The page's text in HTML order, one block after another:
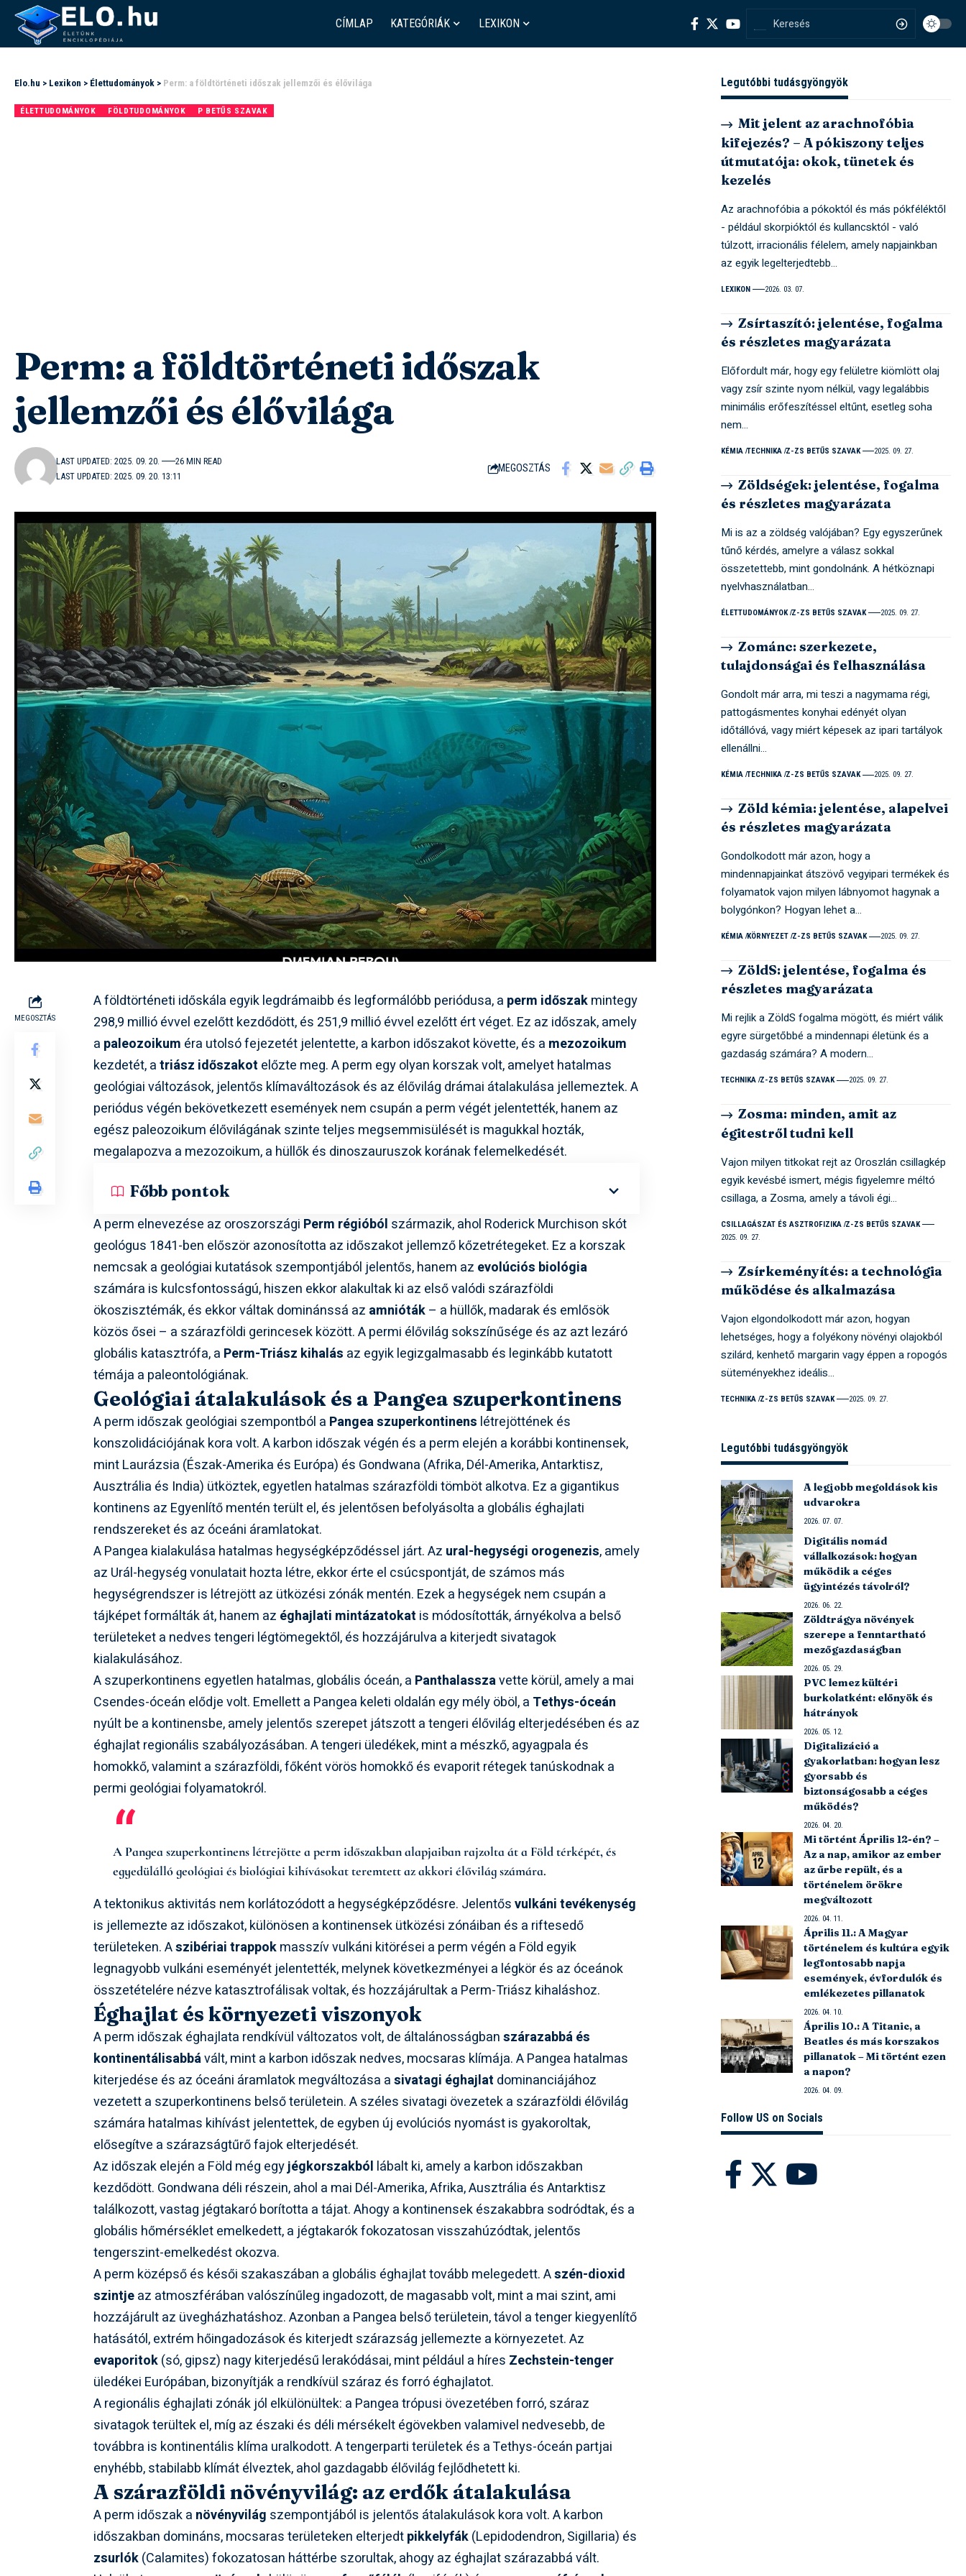
CÍMLAP KATEGÓRIÁK LEXIKON
Elo.hu > Lexikon > Élettudományok > Perm: a földtörténeti időszak jellemzői és élővilága
ÉLETTUDOMÁNYOK FÖLDTUDOMÁNYOK P BETŰS SZAVAK
Perm: a földtörténeti időszak
jellemzői és élővilága
LAST UPDATED: 2025. 09. 20. 13:11
LAST UPDATED: 2025. 09. 20. 26 MIN READ
MEGOSZTÁS
MEGOSZTÁS
A földtörténeti időskála egyik legdrámaibb és legformálóbb periódusa, a perm időszakmintegy
298,9 millió évvel ezelőtt kezdődött, és 251,9 millió évvel ezelőtt ért véget. Ez az időszak, amely
a paleozoikum éra utolsó fejezetét jelentette, a karbon időszakot követte, és a mezozoikum
kezdetét, atriász időszakot előzte meg. A perm egy olyan korszak volt, amelyet hatalmas
geológiai változások, jelentős klímaváltozások és az élővilág drámai átalakulása jellemeztek. A
periódus végén bekövetkezett események nem csupán a perm végét jelentették, hanem az
egész paleozoikum élővilágának szinte teljes megsemmisülését is magukkal hozták,
megalapozva a mezozoikum, a hüllők és dinoszauruszok korának felemelkedését.
Főbb pontok
A perm elnevezése az oroszországi Perm régióból származik, ahol Roderick Murchison skót
geológus 1841-ben először azonosította az időszakot jellemző kőzetrétegeket. Ez a korszak
nemcsak a geológiai kutatások szempontjából jelentős, hanem az evolúciós biológia
számára is kulcsfontosságú, hiszen ekkor alakultak ki az első valódi szárazföldi
ökoszisztémák, és ekkor váltak dominánssá az amnióták– a hüllők, madarak és emlősök
közös ősei – a szárazföldi gerincesek között. A permi élővilág sokszínűsége és az azt lezáró
globális katasztrófa, a Perm-Triász kihalás az egyik legizgalmasabb és leginkább kutatott
témája a paleontológiának.
Geológiai átalakulások és a Pangea szuperkontinens
A perm időszak geológiai szempontból a Pangea szuperkontinens létrejöttének és
konszolidációjának kora volt. A karbon időszak végén és a perm elején a korábbi kontinensek,
mint Laurázsia (Észak-Amerika és Európa) és Gondwana (Afrika, Dél-Amerika, Antarktisz,
Ausztrália és India) ütköztek, egyetlen hatalmas szárazföldi tömböt alkotva. Ez a gigantikus
kontinens az Egyenlítő mentén terült el, és jelentősen befolyásolta a globális éghajlati
rendszereket és az óceáni áramlatokat.
A Pangea kialakulása hatalmas hegységképződéssel járt. Az ural-hegységi orogenezis, amely
az Urál-hegység vonulatait hozta létre, ekkor érte el csúcspontját, de számos más
hegységrendszer is létrejött az ütközési zónák mentén. Ezek a hegységek nem csupán a
tájképet formálták át, hanem az éghajlati mintázatokat is módosították, árnyékolva a belső
területeket a nedves tengeri légtömegektől, és hozzájárulva a kiterjedt sivatagok
kialakulásához.
A szuperkontinens egyetlen hatalmas, globális óceán, a Panthalasszavette körül, amely a mai
Csendes-óceán elődje volt. Emellett a Pangea keleti oldalán egy mély öböl, a Tethys-óceán
nyúlt be a kontinensbe, amely jelentős szerepet játszott a tengeri élővilág elterjedésében és az
éghajlat regionális szabályozásában. A tengeri üledékek, mint a mészkő, agyagpala és
homokkő, valamint a szárazföldi, főként vörös homokkő és evaporit rétegek tanúskodnak a
permi geológiai folyamatokról.
A Pangea szuperkontinens létrejötte a perm időszakban alapjaiban rajzolta át a Föld térképét, és
egyedülálló geológiai és biológiai kihívásokat teremtett az akkori élővilág számára.
A tektonikus aktivitás nem korlátozódott a hegységképződésre. Jelentősvulkáni tevékenység
is jellemezte az időszakot, különösen a kontinensek ütközési zónáiban és a riftesedő
területeken. Aszibériai trappokmasszív vulkáni kitörései a perm végén a Föld egyik
legnagyobb vulkáni eseményét jelentették, melynek következményei a légkör és az óceánok
összetételére nézve katasztrofálisak voltak, és hozzájárultak a Perm-Triász kihaláshoz.
Éghajlat és környezeti viszonyok
A perm időszak éghajlata rendkívül változatos volt, de általánosságbanszárazabbá és
kontinentálisabbávált, mint a karbon időszak nedves, mocsaras klímája. A Pangea hatalmas
kiterjedése és az óceáni áramlatok megváltozása asivatagi éghajlat dominanciájához
vezetett a szuperkontinens belső területein. A széles sivatagi övezetek a szárazföldi élővilág
számára hatalmas kihívást jelentettek, de egyben új evolúciós nyomást is gyakoroltak,
elősegítve a szárazságtűrő fajok elterjedését.
Az időszak elején a Föld még egyjégkorszakból lábalt ki, amely a karbon időszakban
kezdődött. Gondwana déli részein, ahol a mai Dél-Amerika, Afrika, Ausztrália és Antarktisz
találkozott, vastag jégtakaró borította a tájat. Ahogy a kontinensek északabbra sodródtak, és a
globális hőmérséklet emelkedett, a jégtakarók fokozatosan visszahúzódtak, jelentős
tengerszint-emelkedést okozva.
A perm középső és késői szakaszában a globális éghajlat tovább melegedett. Aszén-dioxid
szintjeaz atmoszférában valószínűleg ingadozott, de magasabb volt, mint a mai szint, ami
hozzájárult az üvegházhatáshoz. Azonban a Pangea belső területein, távol a tenger kiegyenlítő
hatásától, extrém hőingadozások és kiterjedt szárazság jellemezte a környezetet. Az
evaporitok(só, gipsz) nagy kiterjedésű lerakódásai, mint például a híres Zechstein-tenger
üledékei Európában, bizonyítják a rendkívül száraz és forró éghajlatot.
A regionális éghajlati zónák jól elkülönültek: a Pangea trópusi övezetében forró, száraz
sivatagok terültek el, míg az északi és déli mérsékelt égövekben valamivel nedvesebb, de
továbbra is kontinentális klíma uralkodott. A tengerparti területek és a Tethys-óceán partjai
enyhébb, stabilabb klímát élveztek, ahol gazdagabb élővilág fejlődhetett ki.
A szárazföldi növényvilág: az erdők átalakulása
A perm időszak a növényvilág szempontjából is jelentős átalakulások kora volt. A karbon
időszakban domináns, mocsaras területeken elterjedtpikkelyfák(Lepidodendron, Sigillaria) és
zsurlók(Calamites) fokozatosan háttérbe szorultak, ahogy az éghajlat szárazabbá vált.
Legutóbbi tudásgyöngyök
Mit jelent az arachnofóbia
kifejezés? – A pókiszony teljes
útmutatója: okok, tünetek és
kezelés
Az arachnofóbia a pókoktól és más pókféléktől
- például skorpióktól és kullancsktól - való
túlzott, irracionális félelem, amely napjainkban
az egyik legelterjedtebb…
LEXIKON 2026. 03. 07.
Zsírtaszító: jelentése, fogalma
és részletes magyarázata
Előfordult már, hogy egy felületre kiömlött olaj
vagy zsír szinte nyom nélkül, vagy legalábbis
minimális erőfeszítéssel eltűnt, esetleg soha
nem…
KÉMIA TECHNIKA Z-ZS BETŰS SZAVAK 2025. 09. 27.
Zöldségek: jelentése, fogalma
és részletes magyarázata
Mi is az a zöldség valójában? Egy egyszerűnek
tűnő kérdés, amelyre a válasz sokkal
összetettebb, mint gondolnánk. A hétköznapi
nyelvhasználatban…
ÉLETTUDOMÁNYOK Z-ZS BETŰS SZAVAK 2025. 09. 27.
Zománc: szerkezete,
tulajdonságai és felhasználása
Gondolt már arra, mi teszi a nagymama régi,
pattogásmentes konyhai edényét olyan
időtállóvá, vagy miért képesek az ipari tartályok
ellenállni…
KÉMIA TECHNIKA Z-ZS BETŰS SZAVAK 2025. 09. 27.
Zöld kémia: jelentése, alapelvei
és részletes magyarázata
Gondolkodott már azon, hogy a
mindennapjainkat átszövő vegyipari termékek és
folyamatok vajon milyen lábnyomot hagynak a
bolygónkon? Hogyan lehet a…
KÉMIA KÖRNYEZET Z-ZS BETŰS SZAVAK 2025. 09. 27.
ZöldS: jelentése, fogalma és
részletes magyarázata
Mi rejlik a ZöldS fogalma mögött, és miért válik
egyre sürgetőbbé a mindennapi életünk és a
gazdaság számára? A modern…
TECHNIKA Z-ZS BETŰS SZAVAK 2025. 09. 27.
Zosma: minden, amit az
égitestről tudni kell
Vajon milyen titkokat rejt az Oroszlán csillagkép
egyik kevésbé ismert, mégis figyelemre méltó
csillaga, a Zosma, amely a távoli égi…
CSILLAGÁSZAT ÉS ASZTROFIZIKA Z-ZS BETŰS SZAVAK
2025. 09. 27.
Zsírkeményítés: a technológia
működése és alkalmazása
Vajon elgondolkodott már azon, hogyan
lehetséges, hogy a folyékony növényi olajokból
szilárd, kenhető margarin vagy éppen a ropogós
süteményekhez ideális…
TECHNIKA Z-ZS BETŰS SZAVAK 2025. 09. 27.
Legutóbbi tudásgyöngyök
A legjobb megoldások kis
udvarokra
2026. 07. 07.
Digitális nomád
vállalkozások: hogyan
működik a céges
ügyintézés távolról?
2026. 06. 22.
Zöldtrágya növények
szerepe a fenntartható
mezőgazdaságban
2026. 05. 29.
PVC lemez kültéri
burkolatként: előnyök és
hátrányok
2026. 05. 12.
Digitalizáció a
gyakorlatban: hogyan lesz
gyorsabb és
biztonságosabb a céges
működés?
2026. 04. 20.
Mi történt Április 12-én? –
Az a nap, amikor az ember
az űrbe repült, és a
történelem örökre
megváltozott
2026. 04. 11.
Április 11.: A Magyar
történelem és kultúra egyik
legfontosabb napja
események, évfordulók és
emlékezetes pillanatok
2026. 04. 10.
Április 10.: A Titanic, a
Beatles és más korszakos
pillanatok – Mi történt ezen
a napon?
2026. 04. 09.
Follow US on Socials